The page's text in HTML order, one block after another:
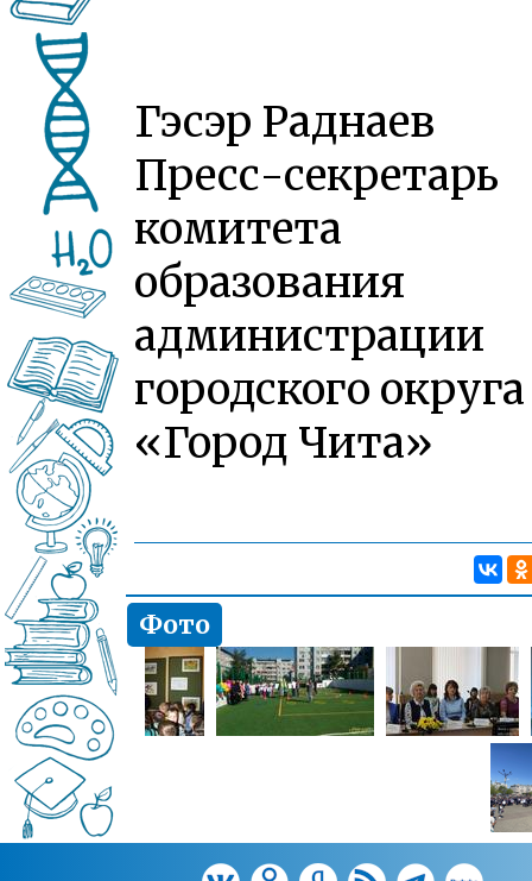
Гэсэр Раднаев
Пресс-секретарь
комитета
образования
администрации
городского округа
«Город Чита»
Фото